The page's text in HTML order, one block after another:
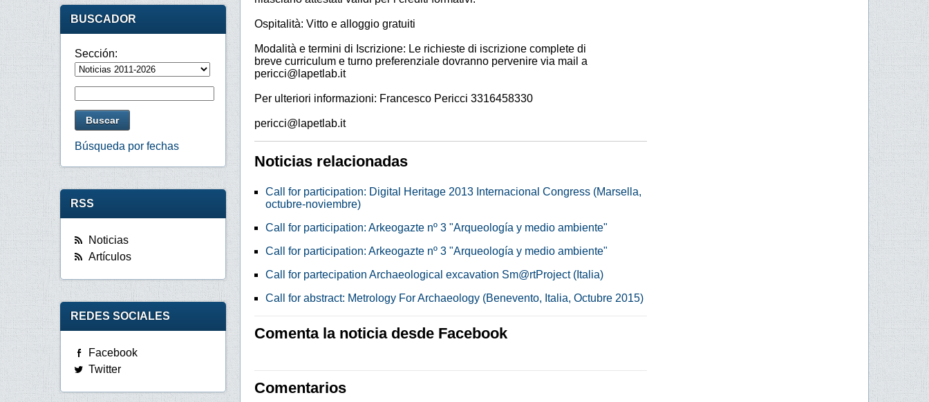
Ospitalità: Vitto e alloggio gratuiti
Modalità e termini di Iscrizione: Le richieste di iscrizione complete di
breve curriculum e turno preferenziale dovranno pervenire via mail a
pericci@lapetlab.it
Per ulteriori informazioni: Francesco Pericci 3316458330
pericci@lapetlab.it
Noticias relacionadas
Call for participation: Digital Heritage 2013 Internacional Congress (Marsella,
octubre-noviembre)
Call for participation: Arkeogazte nº 3 "Arqueología y medio ambiente"
Call for participation: Arkeogazte nº 3 "Arqueología y medio ambiente"
Call for partecipation Archaeological excavation Sm@rtProject (Italia)
Call for abstract: Metrology For Archaeology (Benevento, Italia, Octubre 2015)
Comenta la noticia desde Facebook
Comentarios
BUSCADOR
Sección:
Búsqueda por fechas
RSS
Noticias
Artículos
REDES SOCIALES
Facebook
Twitter